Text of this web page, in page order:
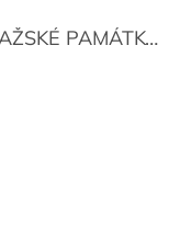
VYSTŘIHOVÁNKY - PRAŽSKÉ PAMÁTKY